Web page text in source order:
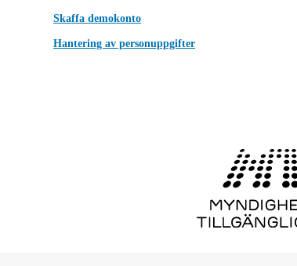
Skaffa demokonto
Hantering av personuppgifter